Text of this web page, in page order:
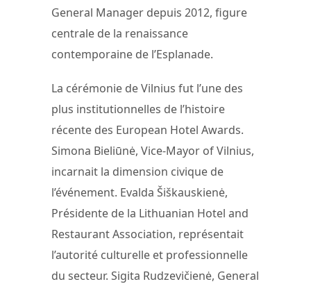
General Manager depuis 2012, figure
centrale de la renaissance
contemporaine de l’Esplanade.
La cérémonie de Vilnius fut l’une des
plus institutionnelles de l’histoire
récente des European Hotel Awards.
Simona Bieliūnė, Vice-Mayor of Vilnius,
incarnait la dimension civique de
l’événement. Evalda Šiškauskienė,
Présidente de la Lithuanian Hotel and
Restaurant Association, représentait
l’autorité culturelle et professionnelle
du secteur. Sigita Rudzevičienė, General